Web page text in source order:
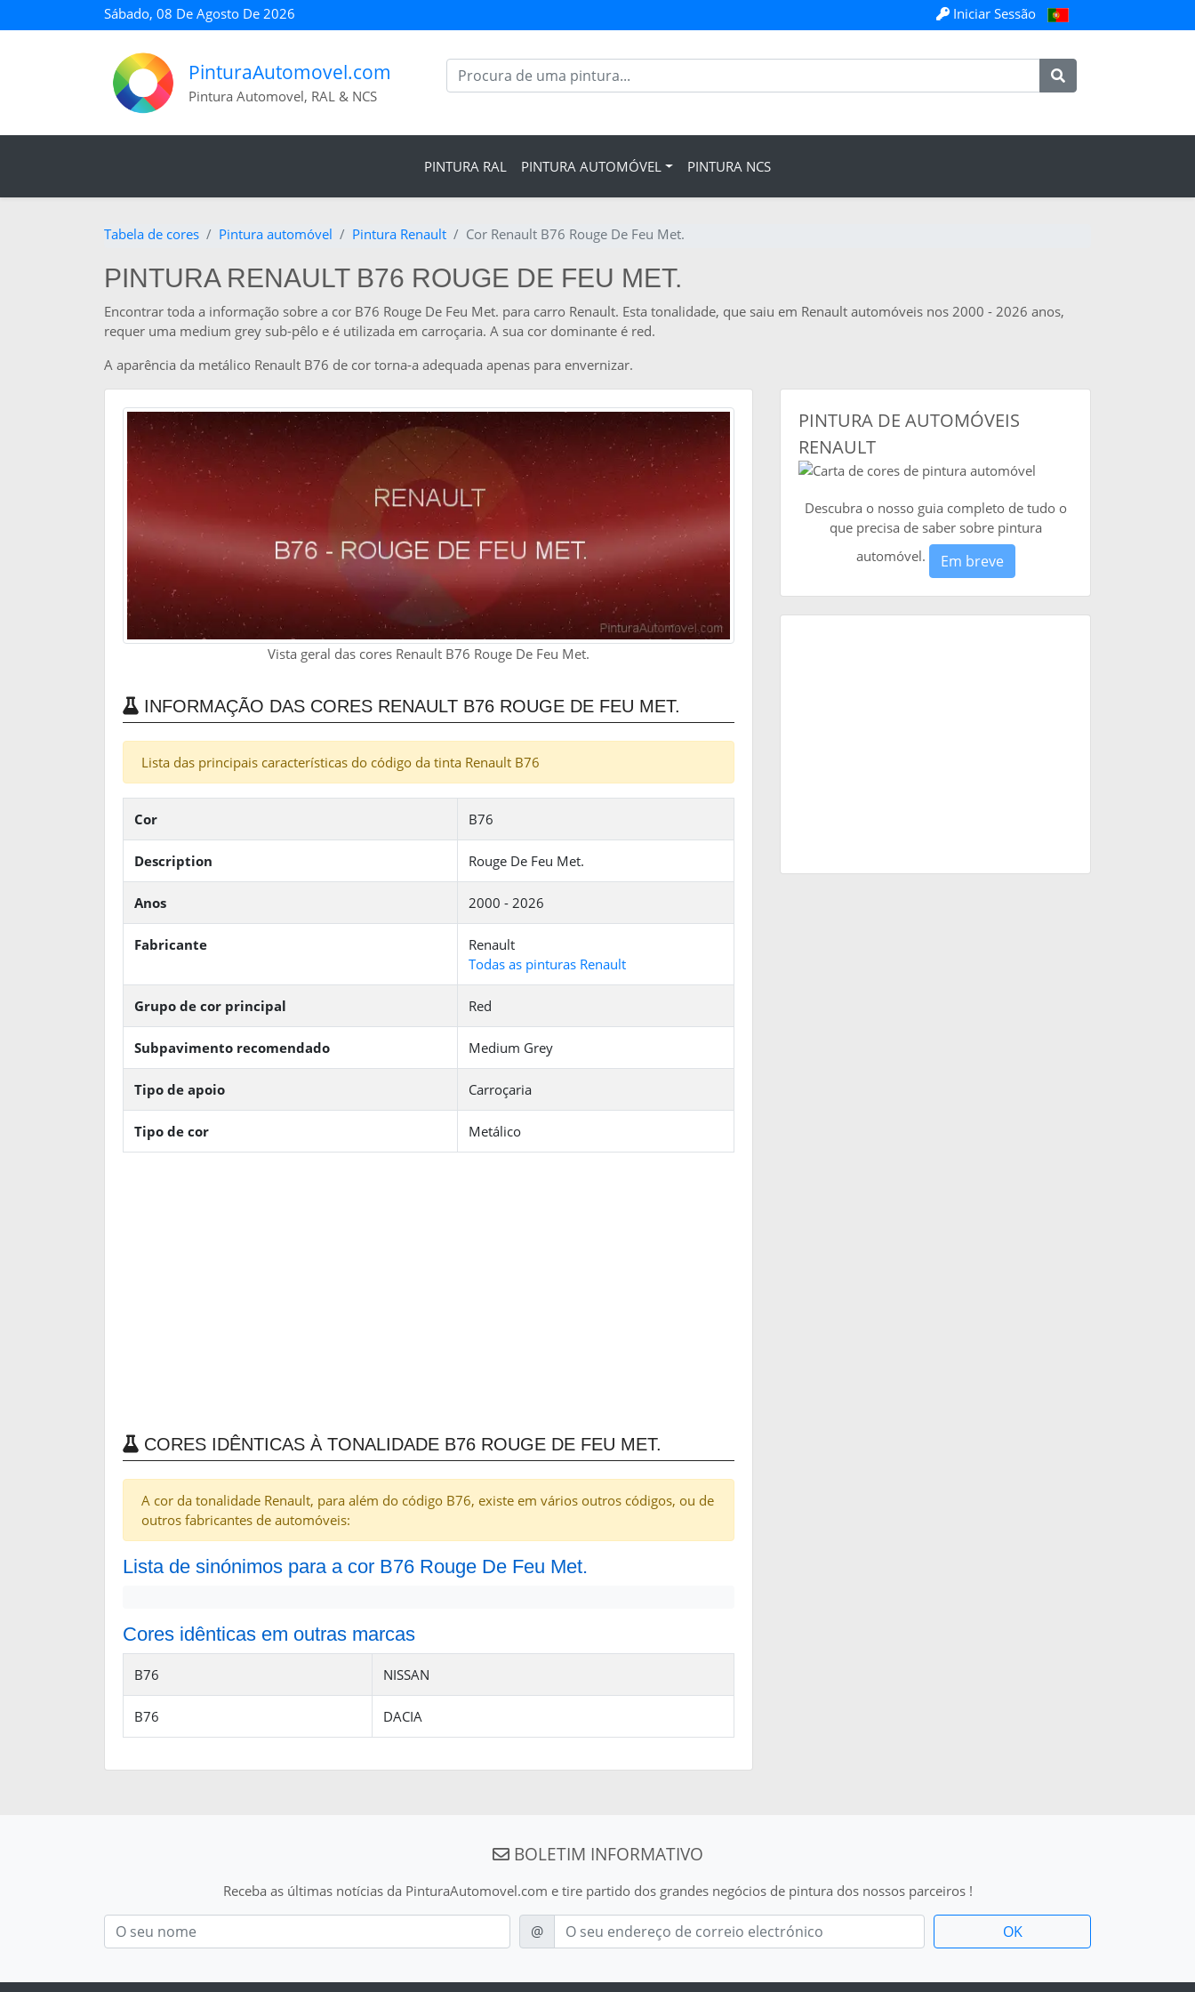
Sábado, 08 De Agosto De 2026 Iniciar Sessão
PinturaAutomovel.com
Pintura Automovel, RAL & NCS
PINTURA RAL PINTURA AUTOMÓVEL PINTURA NCS
Tabela de cores Pintura automóvel Pintura Renault Cor Renault B76 Rouge De Feu Met.
PINTURA RENAULT B76 ROUGE DE FEU MET.
Encontrar toda a informação sobre a cor B76 Rouge De Feu Met. para carro Renault. Esta tonalidade, que saiu em Renault automóveis nos 2000 - 2026 anos,
requer uma medium grey sub-pêlo e é utilizada em carroçaria. A sua cor dominante é red.
A aparência da metálico Renault B76 de cor torna-a adequada apenas para envernizar.
Vista geral das cores Renault B76 Rouge De Feu Met.
INFORMAÇÃO DAS CORES RENAULT B76 ROUGE DE FEU MET.
Lista das principais características do código da tinta Renault B76
Cor B76
Description Rouge De Feu Met.
Anos 2000 - 2026
Fabricante
Renault
Todas as pinturas Renault
Grupo de cor principal Red
Subpavimento recomendado Medium Grey
Tipo de apoio Carroçaria
Tipo de cor Metálico
CORES IDÊNTICAS À TONALIDADE B76 ROUGE DE FEU MET.
A cor da tonalidade Renault, para além do código B76, existe em vários outros códigos, ou de
outros fabricantes de automóveis:
Lista de sinónimos para a cor B76 Rouge De Feu Met.
Cores idênticas em outras marcas
B76 NISSAN
B76 DACIA
PINTURA DE AUTOMÓVEIS
RENAULT
Descubra o nosso guia completo de tudo o
que precisa de saber sobre pintura
automóvel.
Em breve
BOLETIM INFORMATIVO
Receba as últimas notícias da PinturaAutomovel.com e tire partido dos grandes negócios de pintura dos nossos parceiros !
Nom
E-mail
@